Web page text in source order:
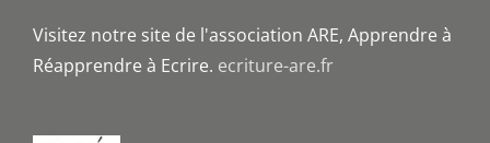
Visitez notre site de l'association ARE, Apprendre à
Réapprendre à Ecrire. ecriture-are.fr